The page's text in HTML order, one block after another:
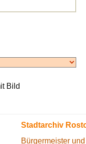
Bild
Stadtarchiv
Bürgermeister